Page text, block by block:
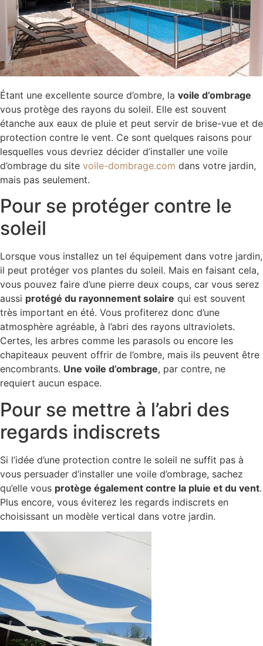
Étant une excellente source d’ombre, la voile d’ombrage
vous protège des rayons du soleil. Elle est souvent
étanche aux eaux de pluie et peut servir de brise-vue et de
protection contre le vent. Ce sont quelques raisons pour
lesquelles vous devriez décider d’installer une voile
d’ombrage du site voile-dombrage.com dans votre jardin,
mais pas seulement.
Pour se protéger contre le
soleil
Lorsque vous installez un tel équipement dans votre jardin,
il peut protéger vos plantes du soleil. Mais en faisant cela,
vous pouvez faire d’une pierre deux coups, car vous serez
aussi protégé du rayonnement solaire qui est souvent
très important en été. Vous profiterez donc d’une
atmosphère agréable, à l’abri des rayons ultraviolets.
Certes, les arbres comme les parasols ou encore les
chapiteaux peuvent offrir de l’ombre, mais ils peuvent être
encombrants. Une voile d’ombrage, par contre, ne
requiert aucun espace.
Pour se mettre à l’abri des
regards indiscrets
Si l’idée d’une protection contre le soleil ne suffit pas à
vous persuader d’installer une voile d’ombrage, sachez
qu’elle vous protège également contre la pluie et du vent.
Plus encore, vous éviterez les regards indiscrets en
choisissant un modèle vertical dans votre jardin.